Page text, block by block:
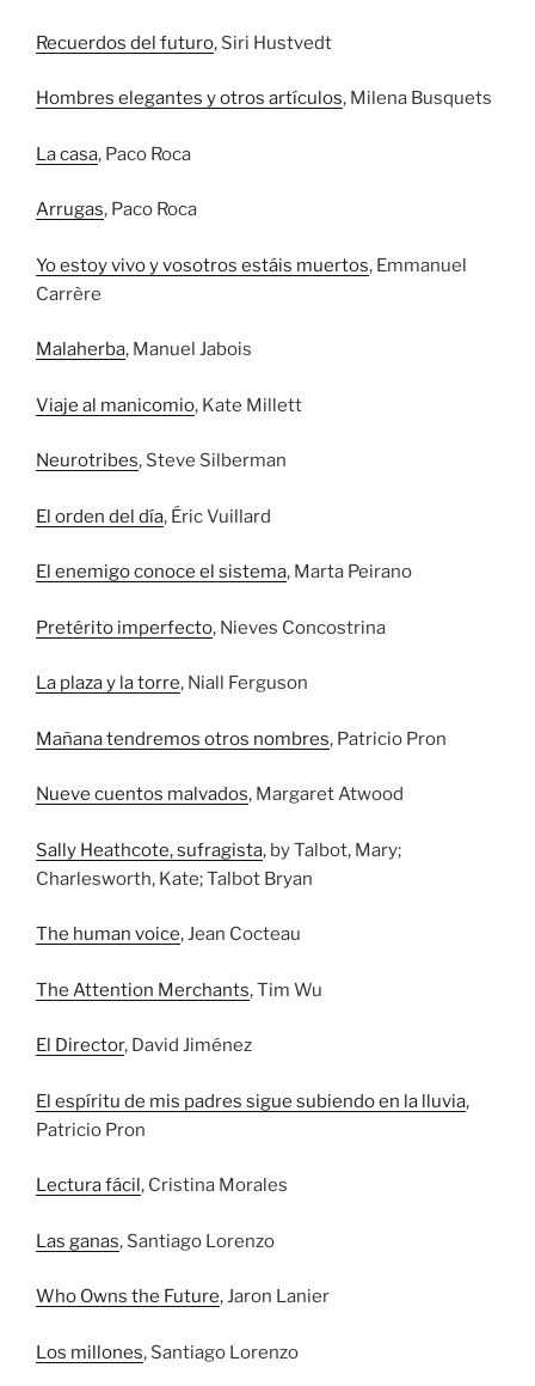
Recuerdos del futuro, Siri Hustvedt
Hombres elegantes y otros artículos, Milena Busquets
La casa, Paco Roca
Arrugas, Paco Roca
Yo estoy vivo y vosotros estáis muertos, Emmanuel
Carrère
Malaherba, Manuel Jabois
Viaje al manicomio, Kate Millett
Neurotribes, Steve Silberman
El orden del día, Éric Vuillard
El enemigo conoce el sistema, Marta Peirano
Pretérito imperfecto, Nieves Concostrina
La plaza y la torre, Niall Ferguson
Mañana tendremos otros nombres, Patricio Pron
Nueve cuentos malvados, Margaret Atwood
Sally Heathcote, sufragista, by Talbot, Mary;
Charlesworth, Kate; Talbot Bryan
The human voice, Jean Cocteau
The Attention Merchants, Tim Wu
El Director, David Jiménez
El espíritu de mis padres sigue subiendo en la lluvia,
Patricio Pron
Lectura fácil, Cristina Morales
Las ganas, Santiago Lorenzo
Who Owns the Future, Jaron Lanier
Los millones, Santiago Lorenzo